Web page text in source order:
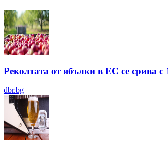
Реколтата от ябълки в ЕС се срива
dbr.bg